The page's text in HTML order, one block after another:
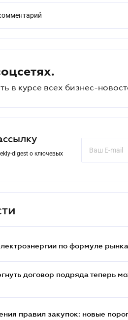
в курсе всех бизнес-
digest о ключевых
по формуле
договор подряда теперь
правил закупок: новые